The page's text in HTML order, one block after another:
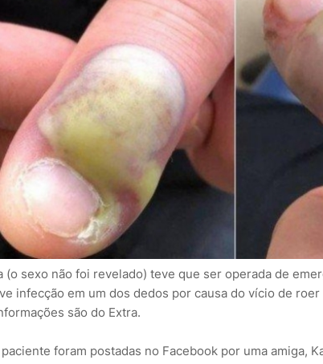
(o sexo não foi revelado) teve que ser operada de
infecção em um dos dedos por causa do vício de
são do Extra.
foram postadas no Facebook por uma amiga,